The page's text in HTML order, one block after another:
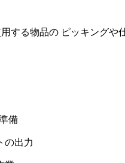
する物品の ピッキング
備
の出力